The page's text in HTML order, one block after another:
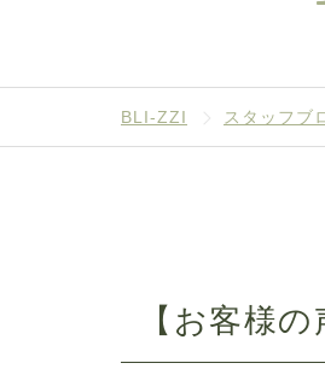
BLI-ZZI スタッフブ
【お客様